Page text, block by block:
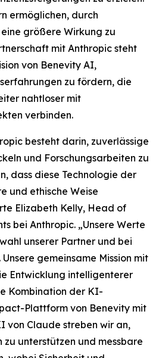
ermöglichen, durch
größere Wirkung zu
mit Anthropic steht
von Benevity AI,
zu fördern, die
nahtloser mit
verbinden.
besteht darin, zuverlässige
und Forschungsarbeiten zu
dass diese Technologie der
und ethische Weise
Elizabeth Kelly, Head of
bei Anthropic. „Unsere Werte
unserer Partner und bei
gemeinsame Mission mit
Entwicklung intelligenterer
Kombination der KI-
Plattform von Benevity mit
von Claude streben wir an,
zu unterstützen und messbare